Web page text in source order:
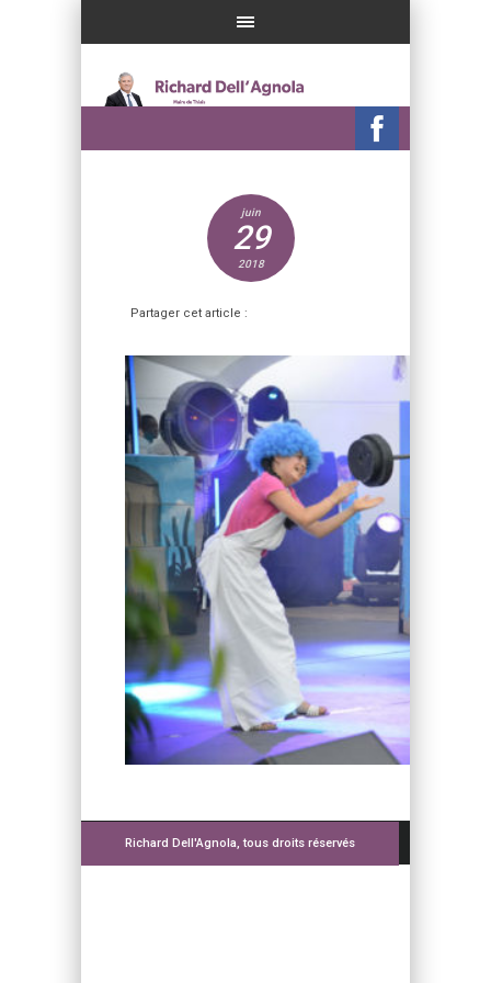
juin
29
2018
Partager cet article :
Richard Dell'Agnola, tous droits réservés